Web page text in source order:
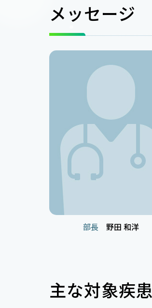
メッセージ
部長 野田 和洋
主な対象疾患